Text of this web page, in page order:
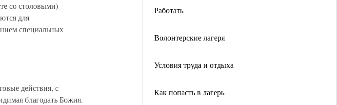
Работать
Волонтерские лагеря
Условия труда и отдыха
Как попасть в лагерь
со столовыми)
для
специальных
действия, с
благодать Божия.